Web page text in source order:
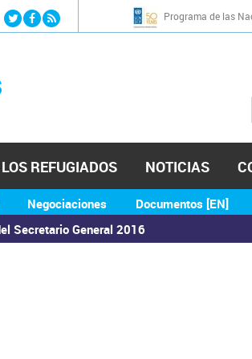
Jump to navigation Programa de las
Secretario General 2016
Negociaciones Documentos [EN]
REFUGIADOS NOTICIAS